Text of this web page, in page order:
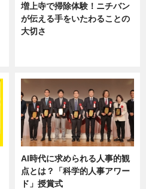
増上寺で掃除体験！ニチバン
が伝える手をいたわることの
大切さ
AI時代に求められる人事的観
点とは？「科学的人事アワー
ド」授賞式